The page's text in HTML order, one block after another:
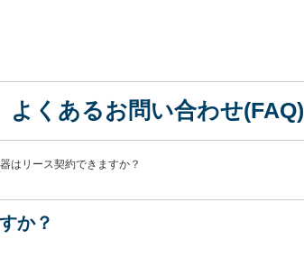
よくあるお問い合わせ(FAQ)
はリース契約できますか？
か？